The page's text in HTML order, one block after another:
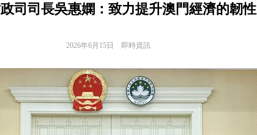
司司長吳惠嫻：致力提升澳門經濟的韌性
2026年6月15日 即時資訊